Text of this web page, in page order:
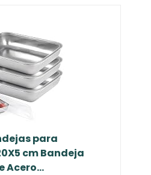
para
cm Bandeja
Acero...